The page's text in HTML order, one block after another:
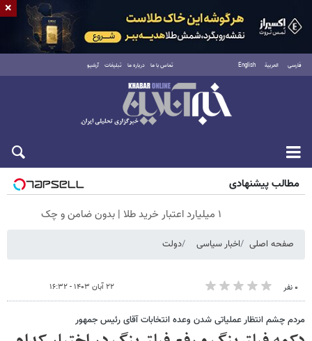
فارسی العربية English تماس با ما درباره ما تبلیغات آرشیو
جمعه ۱۶ مرداد ۱۴۰۵
مطالب پیشنهادی
۱ میلیارد اعتبار خرید طلا | بدون ضامن و چک
صفحه اصلی اخبار سیاسی دولت
۰ نفر ۲۲ آبان ۱۴۰۳ - ۱۶:۳۲
مردم چشم انتظار عملیاتی شدن وعده انتخابات آقای رئیس جمهور
×